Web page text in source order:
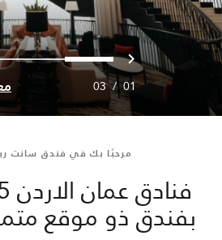
السابق
0
1
01
/
03
مرحبًا بك في فندق سانت
بفندق ذو موقع